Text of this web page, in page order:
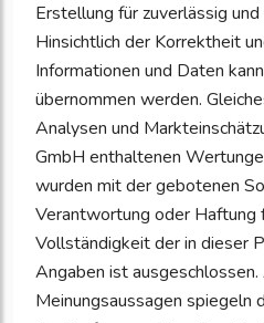
Erstellung für zuverlässig
Hinsichtlich der Korrektheit
Informationen und Daten
übernommen werden.
Analysen und
GmbH enthaltenen
wurden mit der gebotenen
Verantwortung oder Haftung
Vollständigkeit der in dieser
Angaben ist
Meinungsaussagen spiegeln